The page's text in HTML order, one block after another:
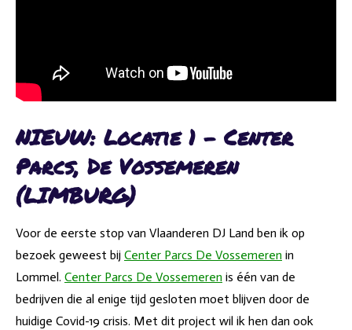
NIEUW: Locatie 1 - Center
Parcs, De Vossemeren
(LIMBURG)
Voor de eerste stop van Vlaanderen DJ Land ben ik op
bezoek geweest bij Center Parcs De Vossemeren in
Lommel. Center Parcs De Vossemeren is één van de
bedrijven die al enige tijd gesloten moet blijven door de
huidige Covid-19 crisis. Met dit project wil ik hen dan ook